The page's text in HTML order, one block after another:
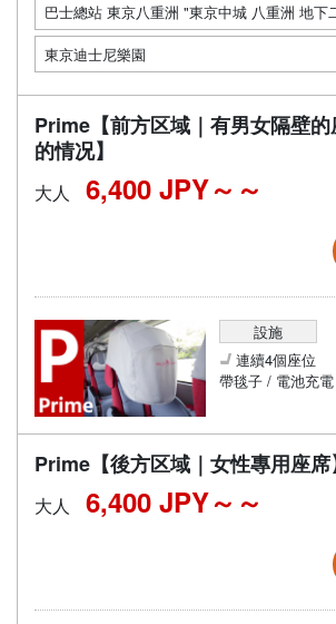
巴士總站 東京八重洲 "東京中城 八重洲 地下
東京迪士尼樂園
Prime【前方区域｜有男女隔壁的
的情况】
大人 6,400 JPY～
設施
連續4個座位
帶毯子 / 電池充
Prime【後方区域｜女性專用座席
大人 6,400 JPY～